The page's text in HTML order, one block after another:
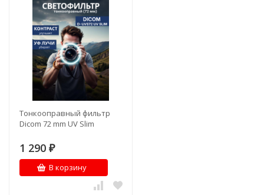
Тонкооправный фильтр
Dicom 72 mm UV Slim
1 290 ₽
В корзину